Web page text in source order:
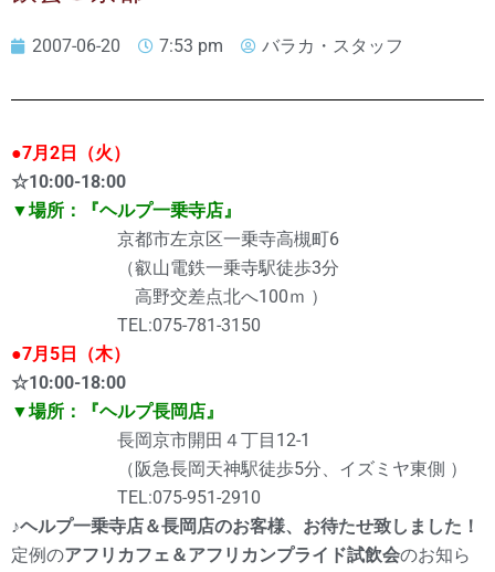
2007-06-20 7:53 pm バラカ・スタッフ
●7月2日（火）
☆10:00-18:00
▼場所：『ヘルプ一乗寺店』
京都市左京区一乗寺高槻町6
（叡山電鉄一乗寺駅徒歩3分
高野交差点北へ100ｍ ）
TEL:075-781-3150
●7月5日（木）
☆10:00-18:00
▼場所：『ヘルプ長岡店』
長岡京市開田４丁目12-1
（阪急長岡天神駅徒歩5分、イズミヤ東側 ）
TEL:075-951-2910
♪ヘルプ一乗寺店＆長岡店のお客様、お待たせ致しました！
定例のアフリカフェ＆アフリカンプライド試飲会のお知ら